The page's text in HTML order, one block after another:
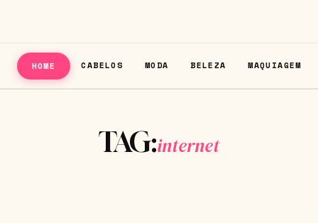
HOME CABELOS MODA BELEZA MAQUIAGEM
TAG:internet